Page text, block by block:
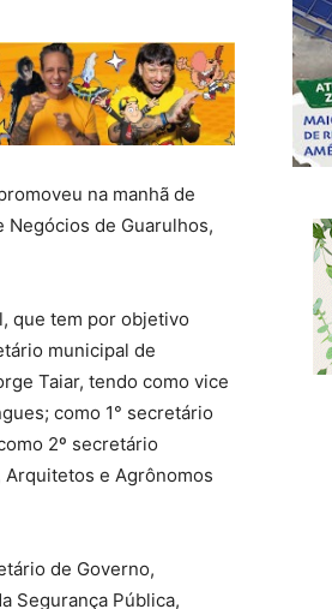
na manhã de
de Guarulhos,
que tem por objetivo
municipal de
Taiar, tendo como vice
como 1° secretário
2º secretário
e Agrônomos
de Governo,
Segurança Pública,